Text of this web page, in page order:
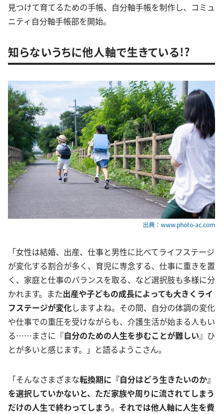
見つけて育てるための手帳、自分軸手帳を制作し、コミュ
ニティ自分軸手帳部を開始。
知らないうちに他人軸で生きている!?
出典：www.photo-ac.com
「女性は結婚、出産、仕事と男性に比べてライフステージ
が変化する割合が多く、育児に専念する、仕事に重きを置
く、家庭と仕事のバランスを取る、など選択肢も多様に分
かれます。また出産や子どもの成長によっても大きくライ
フステージが変化しますよね。その間、自分の体調の変化
や仕事での重圧を受けながらも、介護生活が始まる人もい
る……まさに『自分のための人生を歩むことが難しい』ひ
とが多いと感じます。」と語るようこさん。
「そんなさまざまな転換期に『自分はどう生きたいのか』
を選択していかないと、ただ家族や周りに流されてしまう
だけの人生で終わってしまう。 それでは他人軸に人生を費